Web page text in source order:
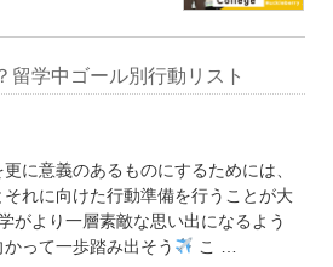
留学中ゴール別行動リスト
に意義のあるものにするためには、
れに向けた行動準備を行うことが大
がより一層素敵な思い出になるよう
って一歩踏み出そう
こ …